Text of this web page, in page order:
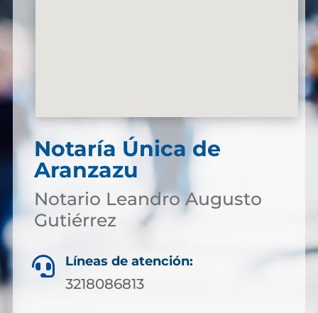
Notaría Única de
Aranzazu
Notario Leandro Augusto
Gutiérrez
 Líneas de atención:
3218086813